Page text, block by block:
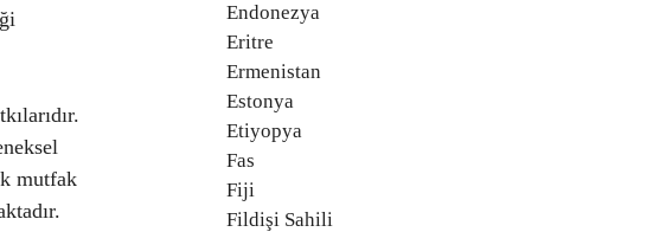
mutfak
Endonezya
Eritre
Ermenistan
Estonya
Etiyopya
Fas
Fiji
Fildişi Sahili